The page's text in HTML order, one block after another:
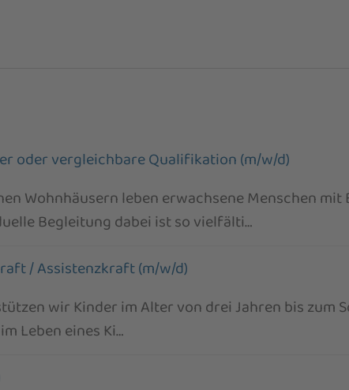
oder vergleichbare Qualifikation (m/w/d)
Wohnhäusern leben erwachsene Menschen
Begleitung dabei ist so vielfälti…
/ Assistenzkraft (m/w/d)
wir Kinder im Alter von drei Jahren bis zum
Leben eines Ki…